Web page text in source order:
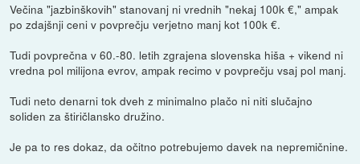
Večina "jazbinškovih" stanovanj ni vrednih "nekaj 100k €," ampak
po zdajšnji ceni v povprečju verjetno manj kot 100k €.
Tudi povprečna v 60.-80. letih zgrajena slovenska hiša + vikend ni
vredna pol milijona evrov, ampak recimo v povprečju vsaj pol manj.
Tudi neto denarni tok dveh z minimalno plačo ni niti slučajno
soliden za štiričlansko družino.
Je pa to res dokaz, da očitno potrebujemo davek na nepremičnine.